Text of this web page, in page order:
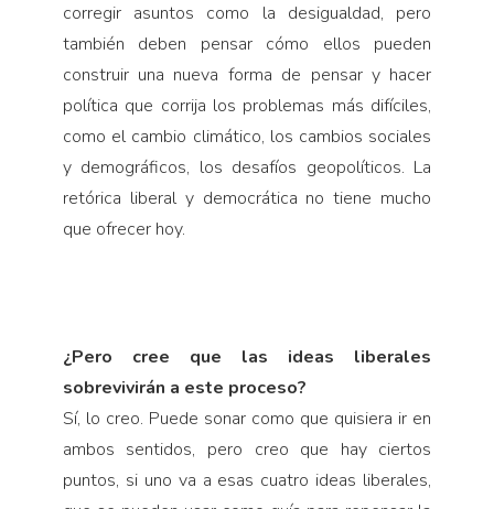
corregir asuntos como la desigualdad, pero
también deben pensar cómo ellos pueden
construir una nueva forma de pensar y hacer
política que corrija los problemas más difíciles,
como el cambio climático, los cambios sociales
y demográficos, los desafíos geopolíticos. La
retórica liberal y demo­crática no tiene mucho
que ofrecer hoy.
¿Pero cree que las ideas liberales
sobrevivirán a este proceso?
Sí, lo creo. Puede sonar como que quisiera ir en
ambos sentidos, pero creo que hay ciertos
puntos, si uno va a esas cuatro ideas liberales,